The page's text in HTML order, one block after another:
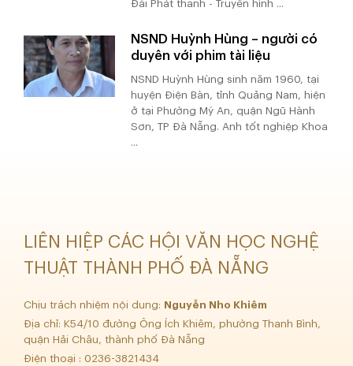
Đài Phát thanh - Truyền hình ...
NSND Huỳnh Hùng – người có
duyên với phim tài liệu
NSND Huỳnh Hùng sinh năm 1960, tại
huyện Điện Bàn, tỉnh Quảng Nam, hiện
ở tại Phường Mỹ An, quận Ngũ Hành
Sơn, TP Đà Nẵng. Anh tốt nghiệp Khoa
...
LIÊN HIỆP CÁC HỘI VĂN HỌC NGHỆ
THUẬT THÀNH PHỐ ĐÀ NẴNG
Chịu trách nhiệm nội dung:
Nguyễn Nho Khiêm
Địa chỉ: K54/10 đường Ông Ích Khiêm, phường Thanh Bình,
quận Hải Châu, thành phố Đà Nẵng
Điện thoại : 0236-3821434